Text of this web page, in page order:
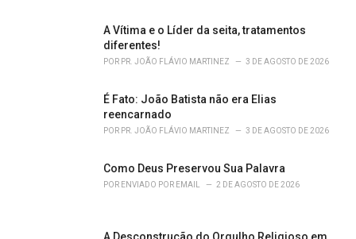
A Vítima e o Líder da seita, tratamentos
diferentes!
POR PR. JOÃO FLÁVIO MARTINEZ 3 DE AGOSTO DE 2026
É Fato: João Batista não era Elias
reencarnado
POR PR. JOÃO FLÁVIO MARTINEZ 3 DE AGOSTO DE 2026
Como Deus Preservou Sua Palavra
POR ENVIADO POR EMAIL 2 DE AGOSTO DE 2026